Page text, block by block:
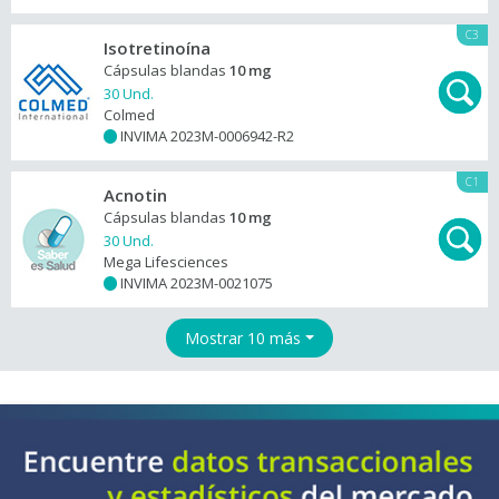
C3
Isotretinoína
Cápsulas blandas 10 mg
30 Und.
Colmed
INVIMA 2023M-0006942-R2
C1
Acnotin
Cápsulas blandas 10 mg
30 Und.
Mega Lifesciences
INVIMA 2023M-0021075
Mostrar 10 más